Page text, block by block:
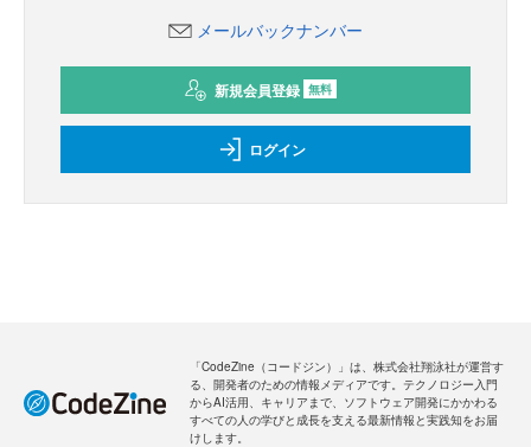
メールバックナンバー
新規会員登録 無料
ログイン
「CodeZine（コードジン）」は、株式会社翔泳社が運営す
る、開発者のための情報メディアです。テクノロジー入門
からAI活用、キャリアまで、ソフトウェア開発にかかわる
すべての人の学びと成長を支える最新情報と実践知をお届
けします。